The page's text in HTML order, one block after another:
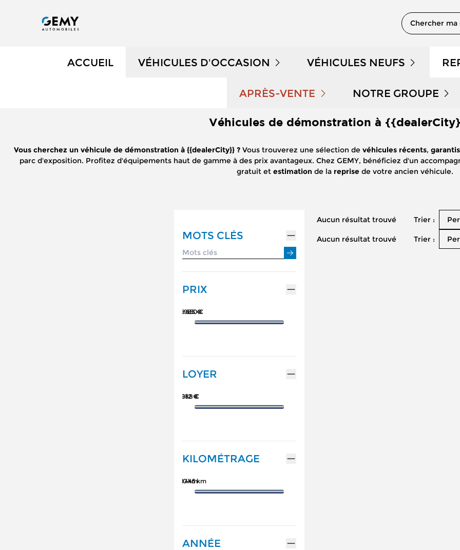
Chercher ma
ACCUEIL VÉHICULES D'OCCASION
NOS OCCASIONS EN STOCK
VÉHICULES DE DÉMONSTRATION
OCCASIONS FAIBLE KILOMÉTRAGE
VÉHICULES NEUFS
NOTRE GAMME PEUGEOT
NOTRE GAMME CITROËN
NOTRE GAMME DS
NOTRE GAMME DACIA
APRÈS-VENTE
PRENDRE RENDEZ-VOUS
NOS OFFRES APRÈS-VENTE
ENTRETIEN VÉHICULE ÉLECTRIQUE
ENTRETIEN VÉHICULE HYBRIDE
NOTRE GROUPE
QUI SOMMES NOUS
NOUS REJOINDRE
PARRAINAGE GEMY
ASSURANCES GEMY
Véhicules de démonstration à
Vous cherchez un véhicule de démonstration à {{dealerCity}} ? Vous trouverez une sélection de véhicules récents, garantis
parc d'exposition. Profitez d'équipements haut de gamme à des prix avantageux. Chez GEMY, bénéficiez d'un
gratuit et estimation de la reprise de votre ancien véhicule.
MOTS CLÉS
PRIX
5 985 €
78 650 €
LOYER
112 €
988 €
KILOMÉTRAGE
0 km
741 445 km
ANNÉE
Aucun résultat trouvé Trier :
Aucun résultat trouvé Trier :